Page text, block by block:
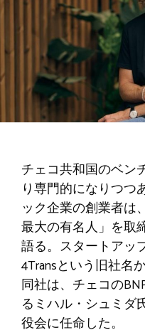
チェコ共和国のベン
り専門的になりつつ
ック企業の創業者は
最大の有名人」を取
語る。スタートアッ
4Transという旧社名
同社は、チェコの
るミハル・シュミダ
役会に任命した。